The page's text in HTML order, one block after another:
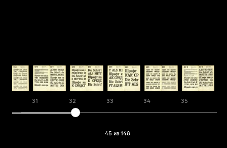
31 32 33 34 35
45 из 148